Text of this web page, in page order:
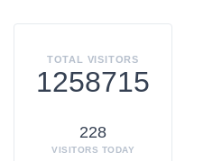
TOTAL VISITORS
1258715
228
VISITORS TODAY